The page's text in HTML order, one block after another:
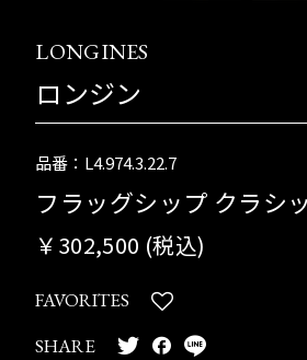
LONGINES
ロンジン
品番：L4.974.3.22.7
フラッグシップ クラシ
￥302,500 (税込)
FAVORITES
SHARE